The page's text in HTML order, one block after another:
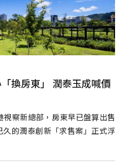
換房東」 潤泰玉成喊價
視察新總部，房東早已盤算出售
的潤泰創新「求售案」正式浮